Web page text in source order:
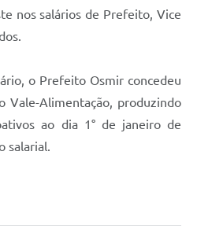
nos salários de Prefeito, Vice
o Prefeito Osmir concedeu
Vale-Alimentação, produzindo
ao dia 1° de janeiro de
salarial.